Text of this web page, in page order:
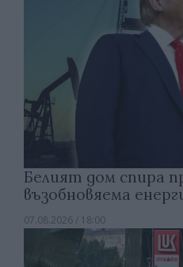
Белият дом спира
възобновяема
07.08.2026 / 18:00